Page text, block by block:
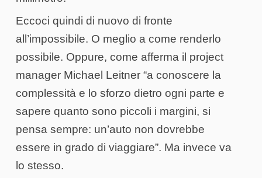
Eccoci quindi di nuovo di fronte
all’impossibile. O meglio a come renderlo
possibile. Oppure, come afferma il project
manager Michael Leitner “a conoscere la
complessità e lo sforzo dietro ogni parte e
sapere quanto sono piccoli i margini, si
pensa sempre: un’auto non dovrebbe
essere in grado di viaggiare”. Ma invece va
lo stesso.